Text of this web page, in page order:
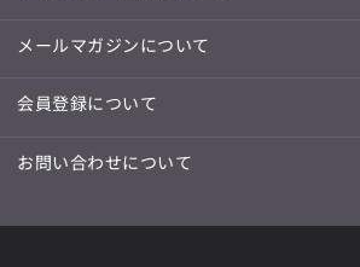
メールマガジンについて
会員登録について
お問い合わせについて